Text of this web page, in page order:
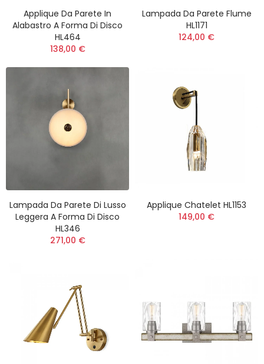
Applique Da Parete In
Alabastro A Forma Di Disco
HL464
138,00 €
Lampada Da Parete Flume
HL1171
124,00 €
Lampada Da Parete Di Lusso
Leggera A Forma Di Disco
HL346
271,00 €
Applique Chatelet HL1153
149,00 €